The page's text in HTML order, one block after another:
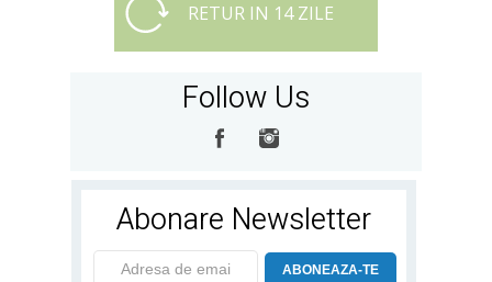
RETUR IN 14 ZILE
Follow Us
Abonare Newsletter
ABONEAZA-TE